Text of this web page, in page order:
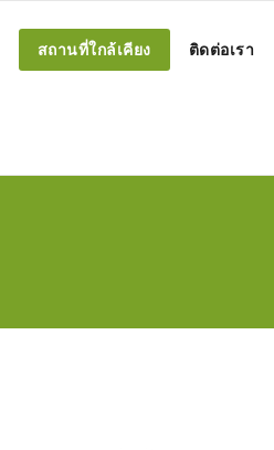
สถานที่ใกล้เคียง ติดต่อเรา